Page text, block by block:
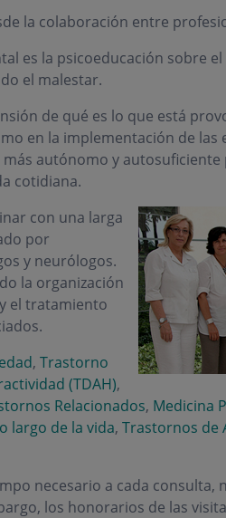
la colaboración entre
es la psicoeducación sobre
el malestar.
de qué es lo que está
en la implementación de las
autónomo y
cotidiana.
con una larga
por
y neurólogos.
la organización
el tratamiento
, Trastorno
(TDAH),
Relacionados, Medicina
largo de la vida, Trastornos de
necesario a cada consulta,
los honorarios de las